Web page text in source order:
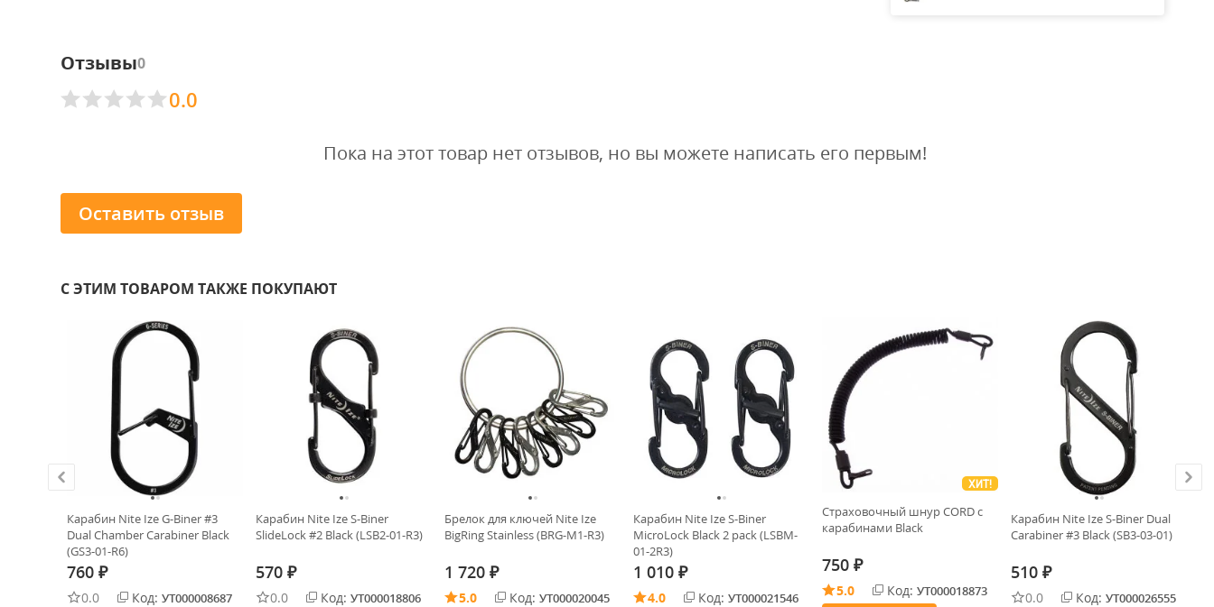
Отзывы0
0.0
Пока на этот товар нет отзывов, но вы можете написать его первым!
Оставить отзыв
С ЭТИМ ТОВАРОМ ТАКЖЕ ПОКУПАЮТ
Карабин Nite Ize G-Biner #3
Dual Chamber Carabiner Black
(GS3-01-R6)
760 ₽
0.0 Код: УТ000008687
Карабин Nite Ize S-Biner
SlideLock #2 Black (LSB2-01-R3)
570 ₽
0.0 Код: УТ000018806
Брелок для ключей Nite Ize
BigRing Stainless (BRG-M1-R3)
1 720 ₽
5.0 Код: УТ000020045
Карабин Nite Ize S-Biner
MicroLock Black 2 pack (LSBM-
01-2R3)
1 010 ₽
4.0 Код: УТ000021546
ХИТ!
Страховочный шнур CORD с
карабинами Black
750 ₽
5.0 Код: УТ000018873
Карабин Nite Ize S-Biner Dual
Carabiner #3 Black (SB3-03-01)
510 ₽
0.0 Код: УТ000026555